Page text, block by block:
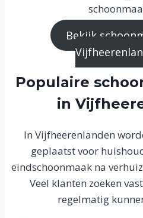
Bekijk
Populaire
in
In Vijfheerenlanden
geplaatst voor
eindschoonmaak na
Veel klanten zoeken
regelmatig